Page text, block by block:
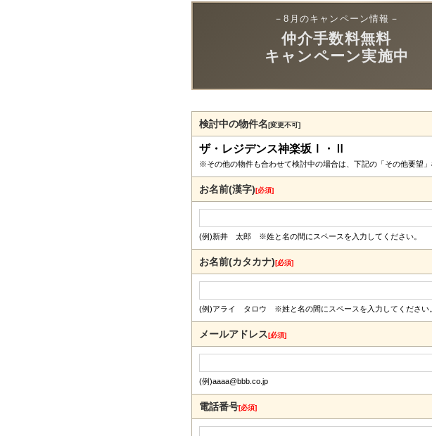
－8月のキャンペーン情報－
仲介手数料無料
キャンペーン実施中
検討中の物件名[変更不可]
ザ・レジデンス神楽坂Ⅰ・Ⅱ
※その他の物件も合わせて検討中の場合は、下記の「その他要望」
お名前(漢字)[必須]
(例)新井 太郎 ※姓と名の間にスペースを入力してください。
お名前(カタカナ)[必須]
(例)アライ タロウ ※姓と名の間にスペースを入力してください。
メールアドレス[必須]
(例)aaaa@bbb.co.jp
電話番号[必須]